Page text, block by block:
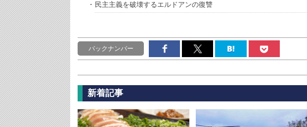
民主主義を破壊するエルドアンの復讐
バックナンバー
新着記事